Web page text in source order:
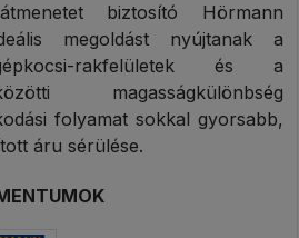
biztosító Hörmann
megoldást nyújtanak a
rakfelületek és a
magasságkülönbség
folyamat sokkal gyorsabb,
áru sérülése.